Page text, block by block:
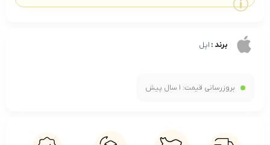
برند : اپل
بروزرسانی قیمت: 1 سال پیش